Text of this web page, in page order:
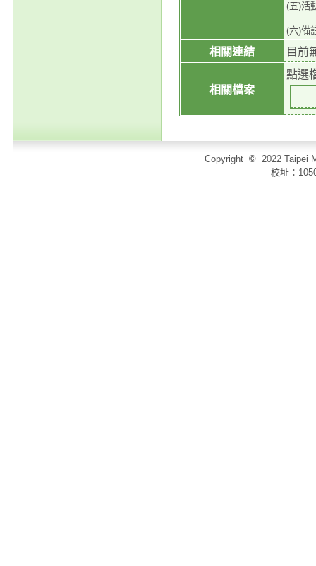
(五)活
(六)備
相關連結 目前
相關檔案
點選
Copyright © 2022 Taipei
校址：